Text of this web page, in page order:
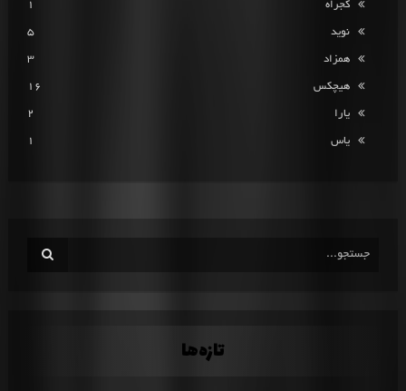
کجراه 1
نوید 5
همزاد 3
هیچکس 16
یارا 2
یاس 1
تازه‌ها